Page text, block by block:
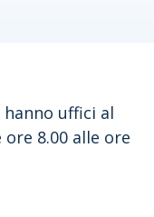
uffici al
8.00 alle ore